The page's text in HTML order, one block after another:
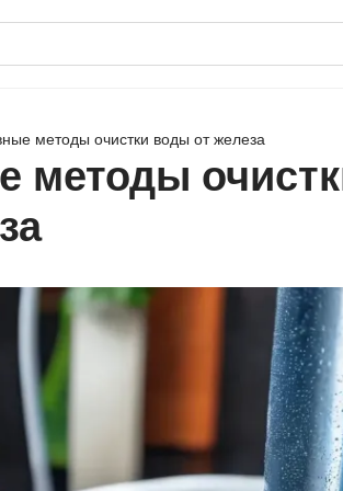
методы очистки воды от железа
методы